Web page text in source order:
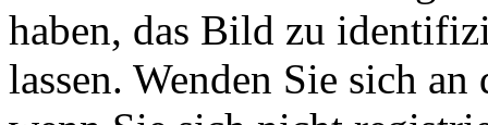
haben, das Bild zu
lassen. Wenden Sie sich